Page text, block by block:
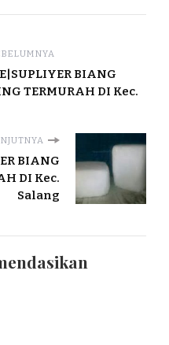
BIANG
TERMURAH DI Kec.
BIANG
DI Kec.
Salang